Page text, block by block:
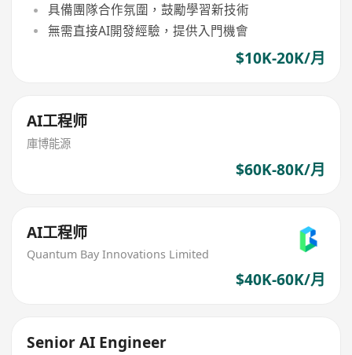
具備團隊合作氛圍，鼓勵學習新技術
無需直接AI開發經驗，提供入門機會
$10K-20K/月
AI工程师
庫博能源
$60K-80K/月
AI工程师
Quantum Bay Innovations Limited
$40K-60K/月
Senior AI Engineer